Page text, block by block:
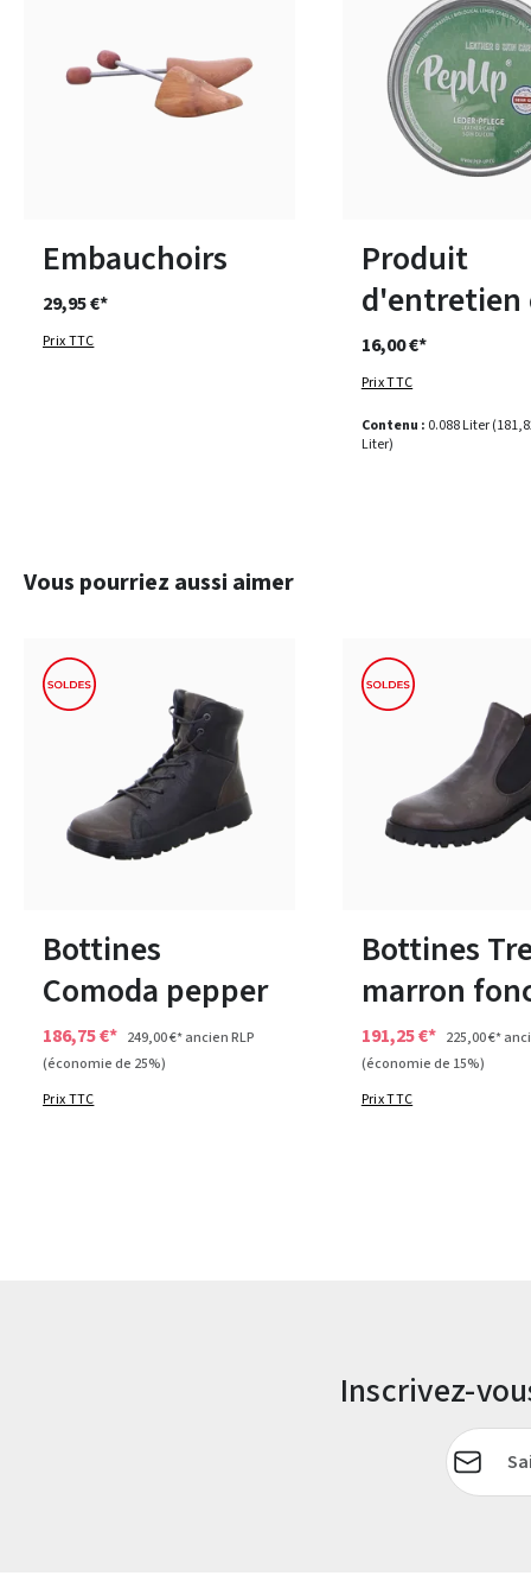
Embauchoirs
29,95 €*
Prix TTC
Produit
d'entretien
Contenu : 0.088 Liter
Liter)
16,00 €*
Prix TTC
Ignorer la galerie de produits
Vous pourriez aussi aimer
Couleurs marronnoir
Bottines
Comoda pepper
186,75 €* 249,00 €*ancien RLP
(économie de 25%)
Prix TTC
7 Couleurs
Bottines
marron
191,25 €* 225,00 €*
(économie de 15%)
Prix TTC
Inscrivez-
Adresse e-